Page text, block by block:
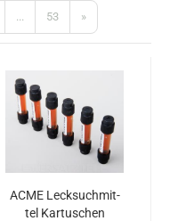
... 53 »
ACME Leck­such­mit­
tel Kar­tu­schen